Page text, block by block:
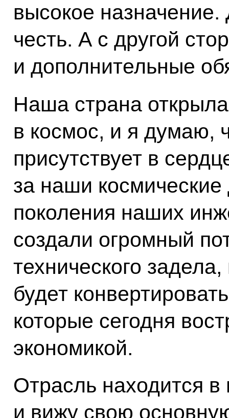
высокое
честь. А с другой
и дополнительные
Наша страна
в космос, и я думаю,
присутствует в
за наши
поколения наших
создали огромный
технического
будет
которые сегодня
экономикой.
Отрасль находится в
и вижу свою